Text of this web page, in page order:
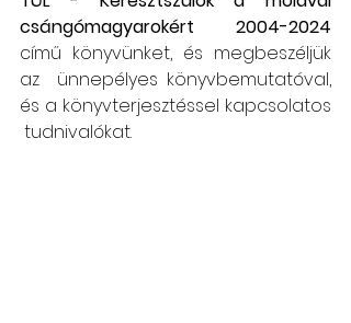
című könyvünket, és megbeszéljük
az  ünnepélyes könyvbemutatóval,
és a könyvterjesztéssel kapcsolatos
tudnivalókat.